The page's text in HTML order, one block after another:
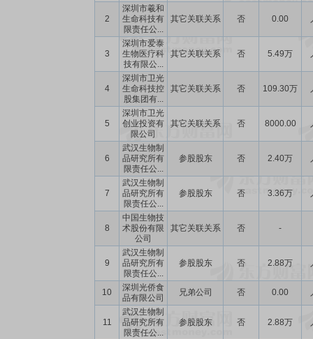
2
深圳市羲和
生命科技有
限责任公...
其它关联关系 否 0.00
3
深圳市爱泰
生物医疗科
技有限公...
其它关联关系 否 5.49万
4
深圳市卫光
生命科技控
股集团有...
其它关联关系 否 109.30万
5
深圳市卫光
创业投资有
限公司
其它关联关系 否 8000.00
6
武汉生物制
品研究所有
限责任公...
参股股东 否 2.40万
7
武汉生物制
品研究所有
限责任公...
参股股东 否 3.36万
8
中国生物技
术股份有限
公司
其它关联关系 否 -
9
武汉生物制
品研究所有
限责任公...
参股股东 否 2.88万
10
深圳光侨食
品有限公司
兄弟公司 否 0.00
11
武汉生物制
品研究所有
限责任公...
参股股东 否 2.88万